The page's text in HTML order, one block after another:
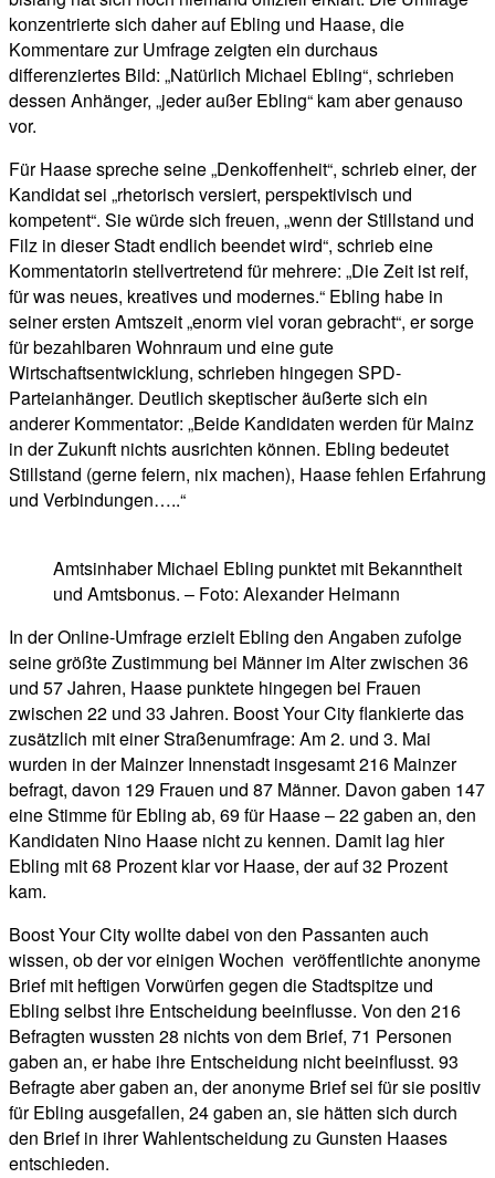
konzentrierte sich daher auf Ebling und Haase, die
Kommentare zur Umfrage zeigten ein durchaus
differenziertes Bild: „Natürlich Michael Ebling“, schrieben
dessen Anhänger, „jeder außer Ebling“ kam aber genauso
vor.
Für Haase spreche seine „Denkoffenheit“, schrieb einer, der
Kandidat sei „rhetorisch versiert, perspektivisch und
kompetent“. Sie würde sich freuen, „wenn der Stillstand und
Filz in dieser Stadt endlich beendet wird“, schrieb eine
Kommentatorin stellvertretend für mehrere: „Die Zeit ist reif,
für was neues, kreatives und modernes.“ Ebling habe in
seiner ersten Amtszeit „enorm viel voran gebracht“, er sorge
für bezahlbaren Wohnraum und eine gute
Wirtschaftsentwicklung, schrieben hingegen SPD-
Parteianhänger. Deutlich skeptischer äußerte sich ein
anderer Kommentator: „Beide Kandidaten werden für Mainz
in der Zukunft nichts ausrichten können. Ebling bedeutet
Stillstand (gerne feiern, nix machen), Haase fehlen Erfahrung
und Verbindungen…..“
Amtsinhaber Michael Ebling punktet mit Bekanntheit
und Amtsbonus. – Foto: Alexander Heimann
In der Online-Umfrage erzielt Ebling den Angaben zufolge
seine größte Zustimmung bei Männer im Alter zwischen 36
und 57 Jahren, Haase punktete hingegen bei Frauen
zwischen 22 und 33 Jahren. Boost Your City flankierte das
zusätzlich mit einer Straßenumfrage: Am 2. und 3. Mai
wurden in der Mainzer Innenstadt insgesamt 216 Mainzer
befragt, davon 129 Frauen und 87 Männer. Davon gaben 147
eine Stimme für Ebling ab, 69 für Haase – 22 gaben an, den
Kandidaten Nino Haase nicht zu kennen. Damit lag hier
Ebling mit 68 Prozent klar vor Haase, der auf 32 Prozent
kam.
Boost Your City wollte dabei von den Passanten auch
wissen, ob der vor einigen Wochen veröffentlichte anonyme
Brief mit heftigen Vorwürfen gegen die Stadtspitze und
Ebling selbst ihre Entscheidung beeinflusse. Von den 216
Befragten wussten 28 nichts von dem Brief, 71 Personen
gaben an, er habe ihre Entscheidung nicht beeinflusst. 93
Befragte aber gaben an, der anonyme Brief sei für sie positiv
für Ebling ausgefallen, 24 gaben an, sie hätten sich durch
den Brief in ihrer Wahlentscheidung zu Gunsten Haases
entschieden.